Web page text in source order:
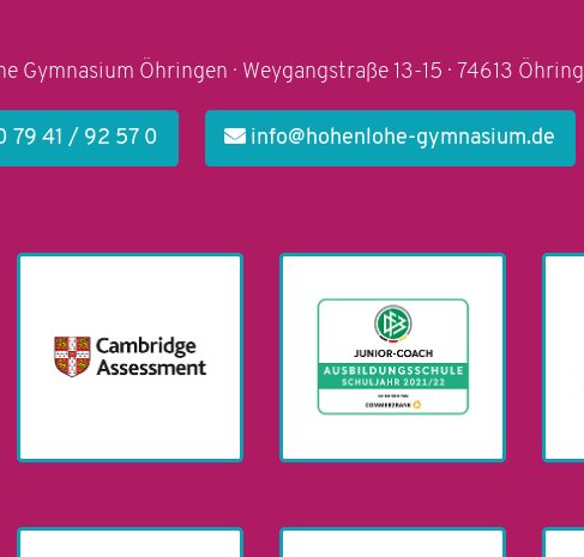
Gymnasium Öhringen · Weygangstraße 13-15 · 74613
79 41 / 92 57 0 info@hohenlohe-gymnasium.de